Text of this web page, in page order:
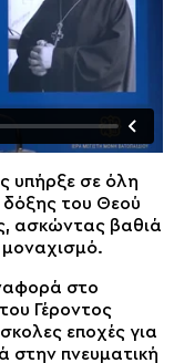
υπήρξε σε όλη
του Θεού
ασκώντας βαθιά
στο
Γέροντος
εποχές για
στην πνευματική